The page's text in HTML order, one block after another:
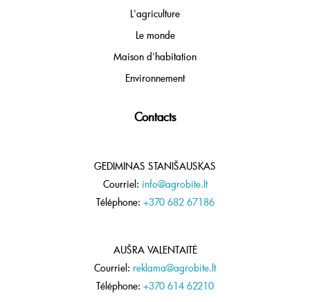
L'agriculture
Le monde
Maison d'habitation
Environnement
Contacts
GEDIMINAS STANIŠAUSKAS
Courriel: info@agrobite.lt
Téléphone: +370 682 67186
AUŠRA VALENTAITĖ
Courriel: reklama@agrobite.lt
Téléphone: +370 614 62210